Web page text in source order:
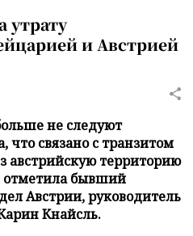
утрату
и Австрией
не следуют
что связано с транзитом
австрийскую территорию
отметила бывший
Австрии, руководитель
Кнайсль.